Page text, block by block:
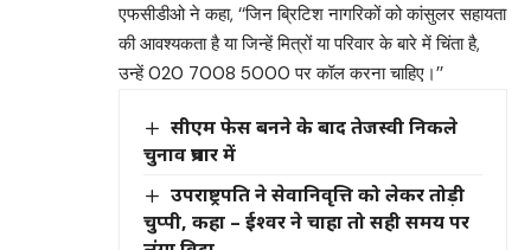
एफसीडीओ ने कहा, ‘‘जिन ब्रिटिश नागरिकों को कांसुलर सहायता
की आवश्यकता है या जिन्हें मित्रों या परिवार के बारे में चिंता है,
उन्हें 020 7008 5000 पर कॉल करना चाहिए।’’
सीएम फेस बनने के बाद तेजस्वी निकले
चुनाव प्रचार में
उपराष्ट्रपति ने सेवानिवृत्ति को लेकर तोड़ी
चुप्पी, कहा – ईश्वर ने चाहा तो सही समय पर